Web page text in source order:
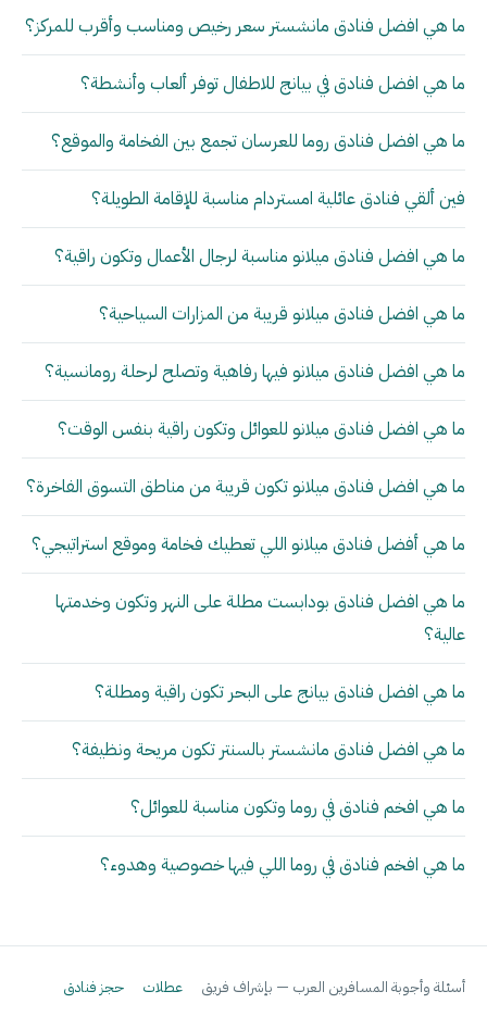
ما هي افضل فنادق مانشستر سعر رخيص ومناسب وأقرب للمركز؟
ما هي افضل فنادق في بيانج للاطفال توفر ألعاب وأنشطة؟
ما هي افضل فنادق روما للعرسان تجمع بين الفخامة والموقع؟
فين ألقي فنادق عائلية امستردام مناسبة للإقامة الطويلة؟
ما هي افضل فنادق ميلانو مناسبة لرجال الأعمال وتكون راقية؟
ما هي افضل فنادق ميلانو قريبة من المزارات السياحية؟
ما هي افضل فنادق ميلانو فيها رفاهية وتصلح لرحلة رومانسية؟
ما هي افضل فنادق ميلانو للعوائل وتكون راقية بنفس الوقت؟
ما هي افضل فنادق ميلانو تكون قريبة من مناطق التسوق الفاخرة؟
ما هي أفضل فنادق ميلانو اللي تعطيك فخامة وموقع استراتيجي؟
ما هي افضل فنادق بودابست مطلة على النهر وتكون وخدمتها
عالية؟
ما هي افضل فنادق بيانج على البحر تكون راقية ومطلة؟
ما هي افضل فنادق مانشستر بالسنتر تكون مريحة ونظيفة؟
ما هي افخم فنادق في روما وتكون مناسبة للعوائل؟
ما هي افخم فنادق في روما اللي فيها خصوصية وهدوء؟
أسئلة وأجوبة المسافرين العرب — بإشراف فريق عطلات حجز فنادق